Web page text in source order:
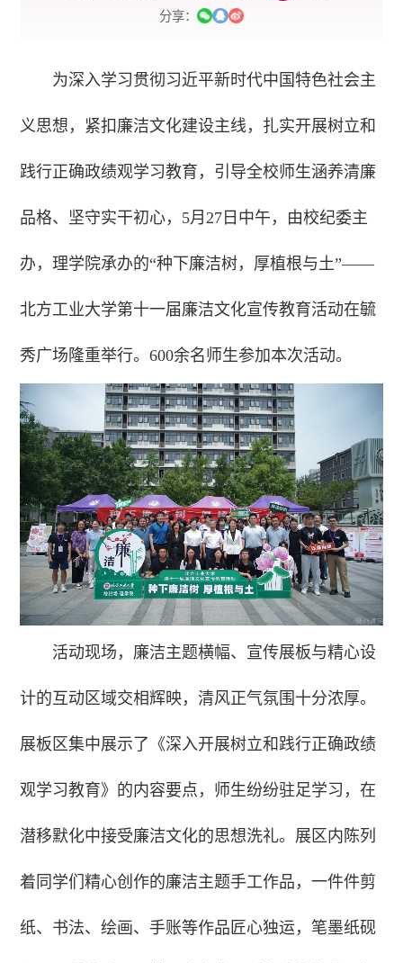
分享：
为深入学习贯彻习近平新时代中国特色社会主
义思想，紧扣廉洁文化建设主线，扎实开展树立和
践行正确政绩观学习教育，引导全校师生涵养清廉
品格、坚守实干初心，5月27日中午，由校纪委主
办，理学院承办的“种下廉洁树，厚植根与土”——
北方工业大学第十一届廉洁文化宣传教育活动在毓
秀广场隆重举行。600余名师生参加本次活动。
活动现场，廉洁主题横幅、宣传展板与精心设
计的互动区域交相辉映，清风正气氛围十分浓厚。
展板区集中展示了《深入开展树立和践行正确政绩
观学习教育》的内容要点，师生纷纷驻足学习，在
潜移默化中接受廉洁文化的思想洗礼。展区内陈列
着同学们精心创作的廉洁主题手工作品，一件件剪
纸、书法、绘画、手账等作品匠心独运，笔墨纸砚